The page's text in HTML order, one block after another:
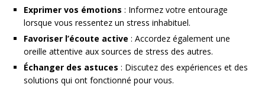
Exprimer vos émotions : Informez votre entourage
lorsque vous ressentez un stress inhabituel.
Favoriser l’écoute active : Accordez également une
oreille attentive aux sources de stress des autres.
Échanger des astuces : Discutez des expériences et des
solutions qui ont fonctionné pour vous.